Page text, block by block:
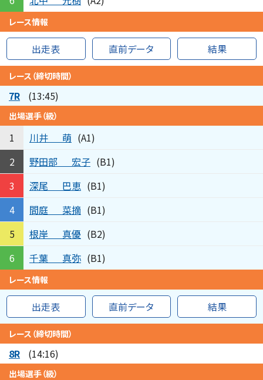
レース情報
出走表 直前データ 結果
レース（締切時間）
7R (13:45)
出場選手（級）
1 川井 萌 (A1)
2
野田部 宏子 (B1)
3
深尾 巴恵 (B1)
4
間庭 菜摘 (B1)
5
根岸 真優 (B2)
6
千葉 真弥 (B1)
レース情報
出走表 直前データ 結果
レース（締切時間）
8R (14:16)
出場選手（級）